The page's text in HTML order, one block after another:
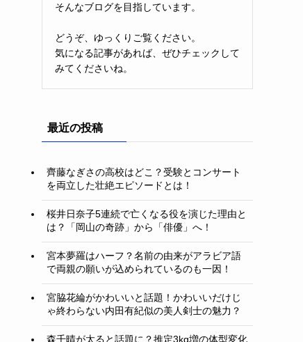
そんなブログを目指しています。
どうぞ、ゆっくりご覧ください。
気になる記事があれば、ぜひチェックして
みてくださいね。
最近の投稿
齊藤なぎさの高校はどこ？受験とコンサート
を両立した壮絶エピソードとは！
桜井日奈子5連続で亡くなる役を演じた理由と
は？「岡山の奇跡」から「俳優」へ！
宮本夢羅はハーフ？名前の由来がアラビア語
で両親の願いが込められているのも一因！
宮脇花綸がかわいいと話題！かわいいだけじ
ゃ終わらない内田有紀似の美人剣士の魅力？
森千晴が太ると話題に？推定3kg増の体型変化